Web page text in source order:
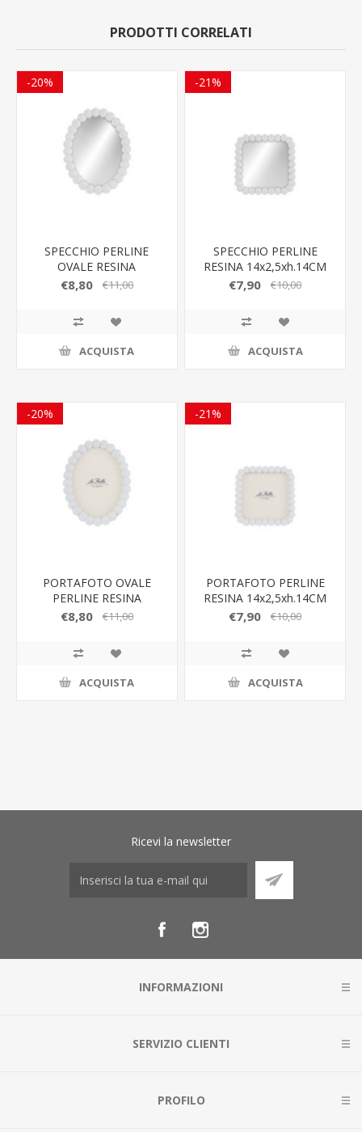
PRODOTTI CORRELATI
-20%
SPECCHIO PERLINE
OVALE RESINA
15,5x2,5xh.20CM
€8,80 €11,00
ACQUISTA
-21%
SPECCHIO PERLINE
RESINA 14x2,5xh.14CM
€7,90 €10,00
ACQUISTA
-20%
PORTAFOTO OVALE
PERLINE RESINA
15,5x2,5xh.20CM
€8,80 €11,00
ACQUISTA
-21%
PORTAFOTO PERLINE
RESINA 14x2,5xh.14CM
€7,90 €10,00
ACQUISTA
Ricevi la newsletter
INFORMAZIONI
SERVIZIO CLIENTI
PROFILO